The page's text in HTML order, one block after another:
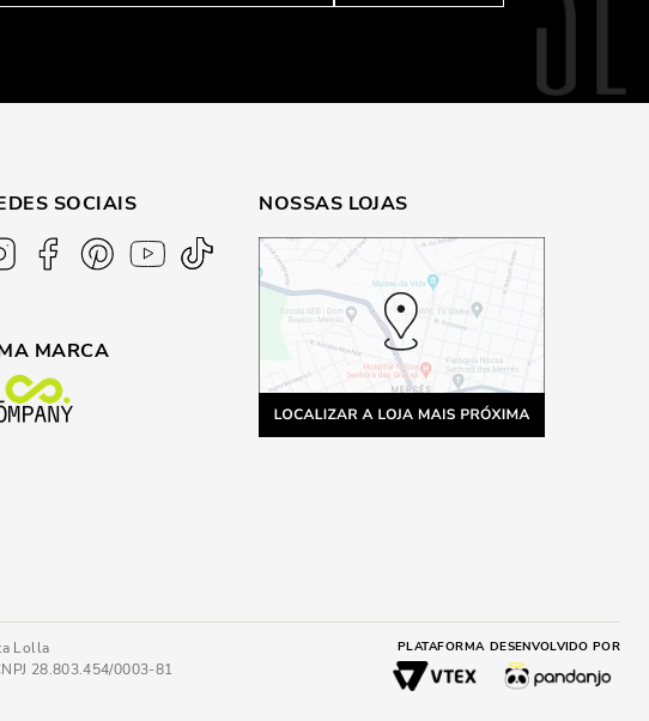
SOCIAIS
MARCA
NOSSAS LOJAS
Lolla
28.803.454/0003-81
PLATAFORMA DESENVOLVIDO POR